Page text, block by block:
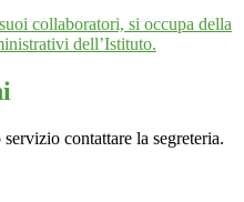
collaboratori, si occupa della
dell’Istituto.
contattare la segreteria.